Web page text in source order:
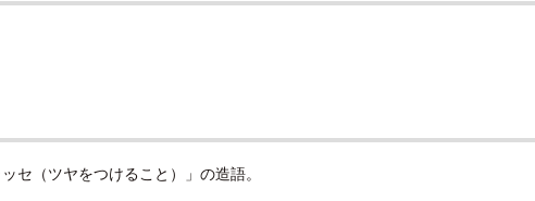
セ（ツヤをつけること）」の造語。